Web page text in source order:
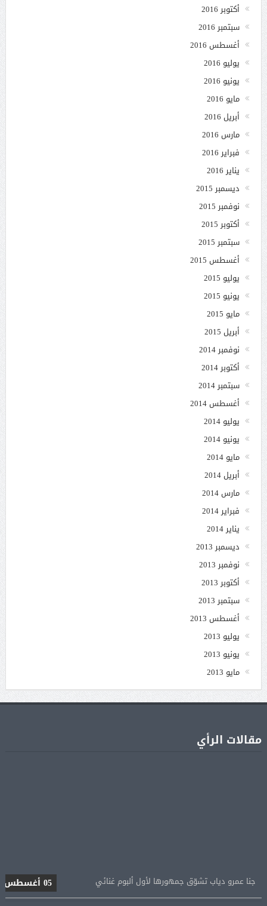
أكتوبر 2016
سبتمبر 2016
أغسطس 2016
يوليو 2016
يونيو 2016
مايو 2016
أبريل 2016
مارس 2016
فبراير 2016
يناير 2016
ديسمبر 2015
نوفمبر 2015
أكتوبر 2015
سبتمبر 2015
أغسطس 2015
يوليو 2015
يونيو 2015
مايو 2015
أبريل 2015
نوفمبر 2014
أكتوبر 2014
سبتمبر 2014
أغسطس 2014
يوليو 2014
يونيو 2014
مايو 2014
أبريل 2014
مارس 2014
فبراير 2014
يناير 2014
ديسمبر 2013
نوفمبر 2013
أكتوبر 2013
سبتمبر 2013
أغسطس 2013
يوليو 2013
يونيو 2013
مايو 2013
مقالات الرأي
05 أغسطس
براد بيت يطالب أنجلينا جولي بالشفافية حول أرباح